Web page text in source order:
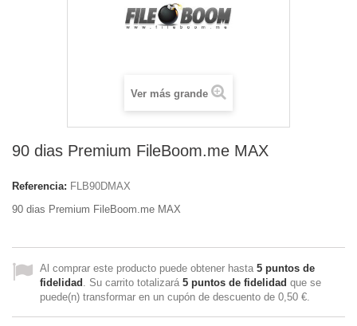
Ver más grande
90 dias Premium FileBoom.me MAX
Referencia: FLB90DMAX
90 dias Premium FileBoom.me MAX
Al comprar este producto puede obtener hasta 5 puntos de
fidelidad . Su carrito totalizará 5 puntos de fidelidad que se
puede(n) transformar en un cupón de descuento de 0,50 €.